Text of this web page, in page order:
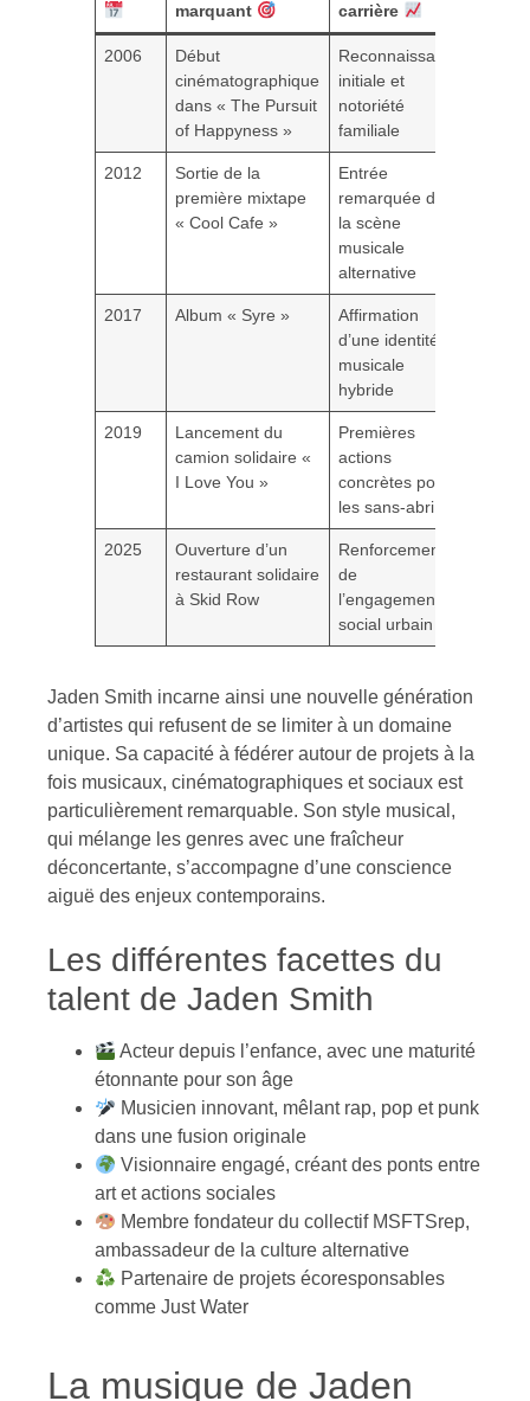
marquant
carrière
2006
Début
cinématographique
dans « The Pursuit
of Happyness »
Reconnaissance
initiale et
notoriété
familiale
2012
Sortie de la
première mixtape
« Cool Cafe »
Entrée
remarquée dans
la scène
musicale
alternative
2017 Album « Syre »
Affirmation
d’une identité
musicale
hybride
2019
Lancement du
camion solidaire «
I Love You »
Premières
actions
concrètes pour
les sans-abri
2025
Ouverture d’un
restaurant solidaire
à Skid Row
Renforcement
de
l’engagement
social urbain
Jaden Smith incarne ainsi une nouvelle génération
d’artistes qui refusent de se limiter à un domaine
unique. Sa capacité à fédérer autour de projets à la
fois musicaux, cinématographiques et sociaux est
particulièrement remarquable. Son style musical,
qui mélange les genres avec une fraîcheur
déconcertante, s’accompagne d’une conscience
aiguë des enjeux contemporains.
Les différentes facettes du
talent de Jaden Smith
Acteur depuis l’enfance, avec une maturité
étonnante pour son âge
Musicien innovant, mêlant rap, pop et punk
dans une fusion originale
Visionnaire engagé, créant des ponts entre
art et actions sociales
Membre fondateur du collectif MSFTSrep,
ambassadeur de la culture alternative
Partenaire de projets écoresponsables
comme Just Water
La musique de Jaden